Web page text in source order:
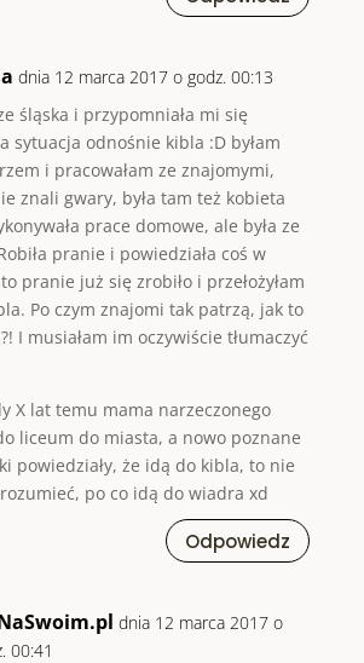
dnia 12 marca 2017 o godz. 00:13
śląska i przypomniała mi się
sytuacja odnośnie kibla :D byłam
i pracowałam ze znajomymi,
znali gwary, była tam też kobieta
prace domowe, ale była ze
pranie i powiedziała coś w
pranie już się zrobiło i przełożyłam
Po czym znajomi tak patrzą, jak to
I musiałam im oczywiście tłumaczyć
X lat temu mama narzeczonego
liceum do miasta, a nowo poznane
powiedziały, że idą do kibla, to nie
po co idą do wiadra xd
Odpowiedz
dnia 12 marca 2017 o
00:41